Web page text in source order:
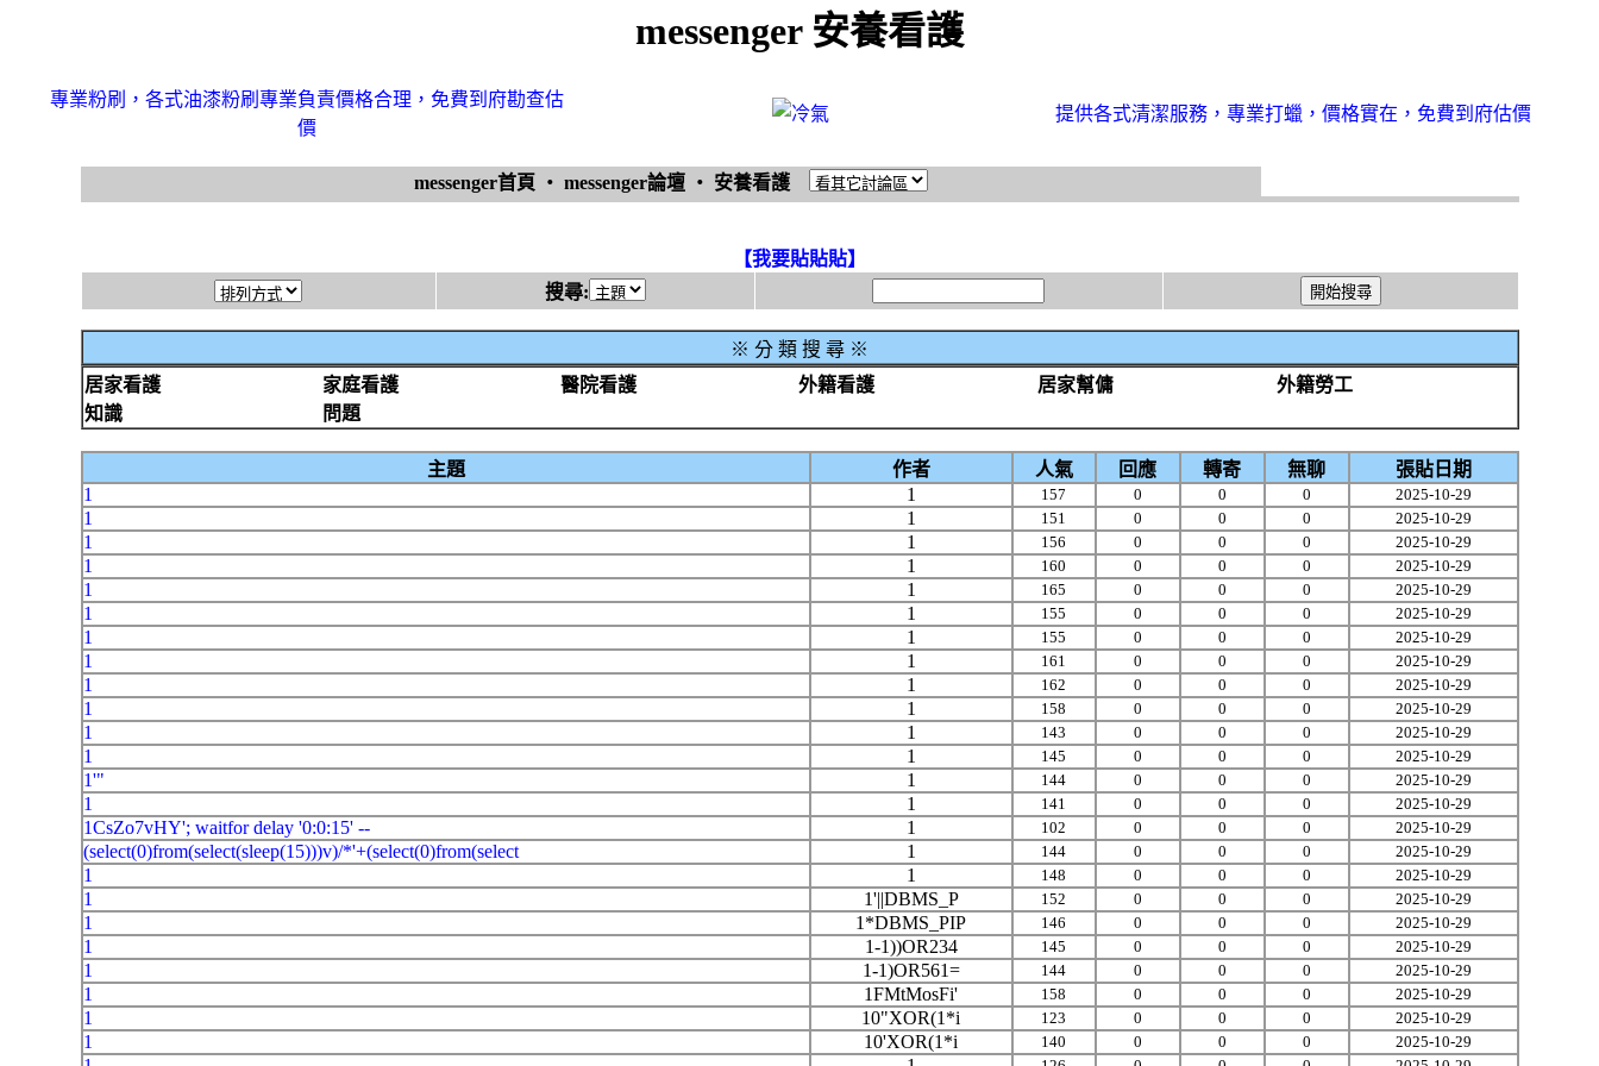
messenger 安養看護
專業粉刷，各式油漆粉刷專業負責價格合理，免費到府勘查估
價
提供各式清潔服務，專業打蠟，價格實在，免費到府估價
messenger首頁 ‧ messenger論壇 ‧ 安養看護
【我要貼貼貼】
搜尋:
※ 分 類 搜 尋 ※
居家看護
家庭看護 醫院看護 外籍看護 居家幫傭
外籍勞工
知識
問題
主題 作者 人氣 回應 轉寄 無聊
張貼日期
1
1 157 0 0 0 2025-10-29
1 1 151 0 0 0 2025-10-29
1 1 156 0 0 0 2025-10-29
1 1 160 0 0 0 2025-10-29
1 1 165 0 0 0 2025-10-29
1 1 155 0 0 0 2025-10-29
1 1 155 0 0 0 2025-10-29
1 1 161 0 0 0 2025-10-29
1 1 162 0 0 0 2025-10-29
1 1 158 0 0 0 2025-10-29
1 1 143 0 0 0 2025-10-29
1 1 145 0 0 0 2025-10-29
1'" 1 144 0 0 0 2025-10-29
1 1 141 0 0 0 2025-10-29
1CsZo7vHY'; waitfor delay '0:0:15' -- 1 102 0 0 0 2025-10-29
(select(0)from(select(sleep(15)))v)/*'+(select(0)from(select 1 144 0 0 0 2025-10-29
1 1 148 0 0 0 2025-10-29
1 1'||DBMS_P 152 0 0 0 2025-10-29
1 1*DBMS_PIP 146 0 0 0 2025-10-29
1 1-1))OR234 145 0 0 0 2025-10-29
1 1-1)OR561= 144 0 0 0 2025-10-29
1 1FMtMosFi' 158 0 0 0 2025-10-29
1 10"XOR(1*i 123 0 0 0 2025-10-29
1 10'XOR(1*i 140 0 0 0 2025-10-29